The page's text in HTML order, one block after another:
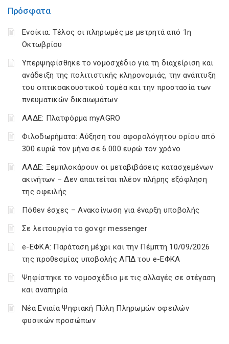
Πρόσφατα
Ενοίκια: Τέλος οι πληρωμές με μετρητά από 1η
Οκτωβρίου
Υπερψηφίσθηκε το νομοσχέδιο για τη διαχείριση και
ανάδειξη της πολιτιστικής κληρονομιάς, την ανάπτυξη
του οπτικοακουστικού τομέα και την προστασία των
πνευματικών δικαιωμάτων
ΑΑΔΕ: Πλατφόρμα myAGRO
Φιλοδωρήματα: Αύξηση του αφορολόγητου ορίου από
300 ευρώ τον μήνα σε 6.000 ευρώ τον χρόνο
ΑΑΔΕ: Ξεμπλοκάρουν οι μεταβιβάσεις κατασχεμένων
ακινήτων – Δεν απαιτείται πλέον πλήρης εξόφληση
της οφειλής
Πόθεν έσχες – Ανακοίνωση για έναρξη υποβολής
Σε λειτουργία το gov.gr messenger
e-ΕΦΚΑ: Παράταση μέχρι και την Πέμπτη 10/09/2026
της προθεσμίας υποβολής ΑΠΔ του e-ΕΦΚΑ
Ψηφίστηκε το νομοσχέδιο με τις αλλαγές σε στέγαση
και αναπηρία
Νέα Ενιαία Ψηφιακή Πύλη Πληρωμών οφειλών
φυσικών προσώπων